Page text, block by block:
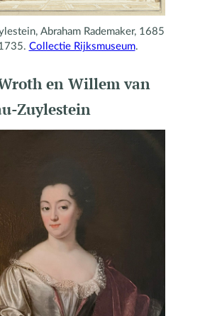
Abraham Rademaker, 1685
Collectie Rijksmuseum.
en Willem van
Zuylestein